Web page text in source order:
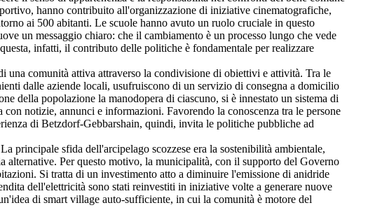
hanno contribuito all'organizzazione di iniziative cinematografiche,
ai 500 abitanti. Le scuole hanno avuto un ruolo cruciale in questo
un messaggio chiaro: che il cambiamento è un processo lungo che vede
infatti, il contributo delle politiche è fondamentale per realizzare
comunità attiva attraverso la condivisione di obiettivi e attività. Tra le
dalle aziende locali, usufruiscono di un servizio di consegna a domicilio
della popolazione la manodopera di ciascuno, si è innestato un sistema di
notizie, annunci e informazioni. Favorendo la conoscenza tra le persone
di Betzdorf-Gebbarshain, quindi, invita le politiche pubbliche ad
principale sfida dell'arcipelago scozzese era la sostenibilità ambientale,
Per questo motivo, la municipalità, con il supporto del Governo
Si tratta di un investimento atto a diminuire l'emissione di anidride
dell'elettricità sono stati reinvestiti in iniziative volte a generare nuove
di smart village auto-sufficiente, in cui la comunità è motore del